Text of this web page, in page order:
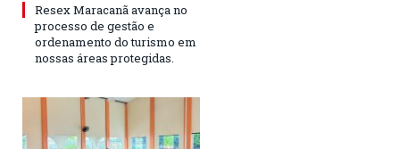
Resex Maracanã avança no
processo de gestão e
ordenamento do turismo em
nossas áreas protegidas.